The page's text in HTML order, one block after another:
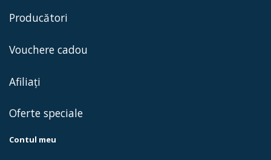
Producători
Vouchere cadou
Afiliaţi
Oferte speciale
Contul meu